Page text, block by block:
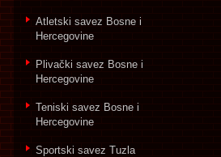
Atletski savez Bosne i
Hercegovine
Plivački savez Bosne i
Hercegovine
Teniski savez Bosne i
Hercegovine
Sportski savez Tuzla